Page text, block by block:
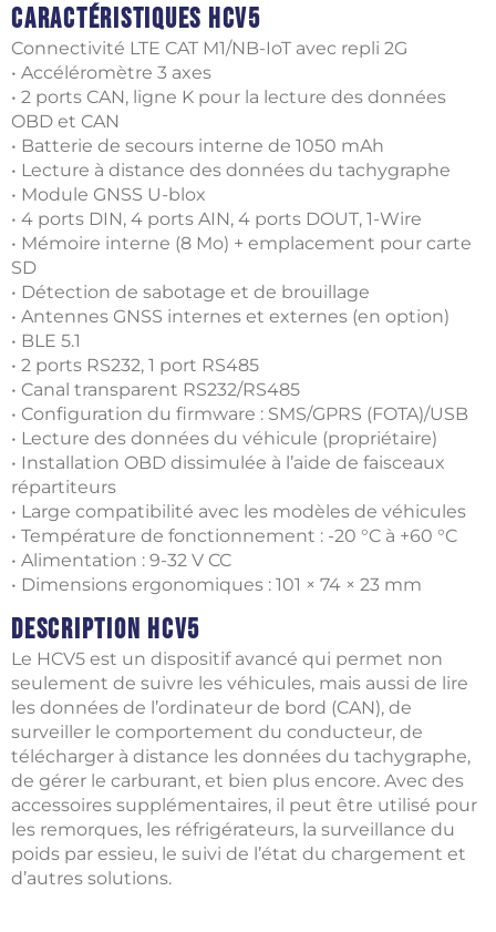
Caractéristiques HCV5
Connectivité LTE CAT M1/NB-IoT avec repli 2G
• Accéléromètre 3 axes
• 2 ports CAN, ligne K pour la lecture des données
OBD et CAN
• Batterie de secours interne de 1050 mAh
• Lecture à distance des données du tachygraphe
• Module GNSS U-blox
• 4 ports DIN, 4 ports AIN, 4 ports DOUT, 1-Wire
• Mémoire interne (8 Mo) + emplacement pour carte
SD
• Détection de sabotage et de brouillage
• Antennes GNSS internes et externes (en option)
• BLE 5.1
​​• 2 ports RS232, 1 port RS485
• Canal transparent RS232/RS485
• Configuration du firmware : SMS/GPRS (FOTA)/USB
• Lecture des données du véhicule (propriétaire)
• Installation OBD dissimulée à l’aide de faisceaux
répartiteurs
• Large compatibilité avec les modèles de véhicules
• Température de fonctionnement : -20 °C à +60 °C
• Alimentation : 9-32 V CC
• Dimensions ergonomiques : 101 × 74 × 23 mm
Description HCV5
Le HCV5 est un dispositif avancé qui permet non
seulement de suivre les véhicules, mais aussi de lire
les données de l’ordinateur de bord (CAN), de
surveiller le comportement du conducteur, de
télécharger à distance les données du tachygraphe,
de gérer le carburant, et bien plus encore. Avec des
accessoires supplémentaires, il peut être utilisé pour
les remorques, les réfrigérateurs, la surveillance du
poids par essieu, le suivi de l’état du chargement et
d’autres solutions.